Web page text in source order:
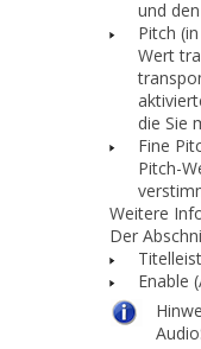
und
Pitch
Wert
die Sie
Fine
Pitch-
Weitere
Der
Enable